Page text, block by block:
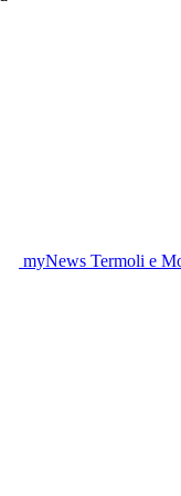
myNews Termoli e